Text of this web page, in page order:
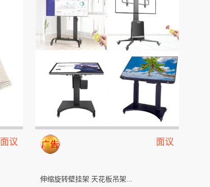
面议 面议
伸缩旋转壁挂架 天花板吊架...